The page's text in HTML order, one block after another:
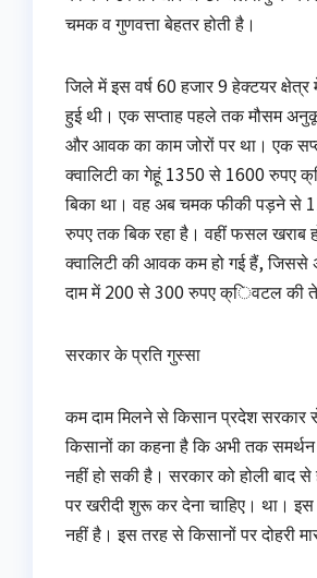
चमक व गुणवत्ता बेहतर होती है।
जिले में इस वर्ष 60 हजार 9 हेक्टयर क्षेत्र
हुई थी। एक सप्ताह पहले तक मौसम
और आवक का काम जोरों पर था। एक
क्वालिटी का गेहूं 1350 से 1600
बिका था। वह अब चमक फीकी पड़ने से
रुपए तक बिक रहा है। वहीं फसल खराब
क्वालिटी की आवक कम हो गई हैं, जिससे
दाम में 200 से 300 रुपए क्िवटल की
सरकार के प्रति गुस्सा
कम दाम मिलने से किसान प्रदेश सरकार
किसानों का कहना है कि अभी तक समर्थन
नहीं हो सकी है। सरकार को होली बाद से
पर खरीदी शुरू कर देना चाहिए। था। इस
नहीं है। इस तरह से किसानों पर दोहरी